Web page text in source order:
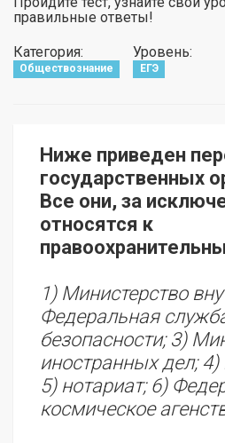
правильные ответы!
Категория:
Обществознание
Уровень:
ЕГЭ
Ниже приведен
государственных
Все они, за
относятся к
1) Министерство
Федеральная
безопасности; 3)
иностранных дел; 4)
5) нотариат; 6)
космическое